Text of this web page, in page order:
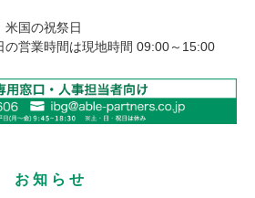
米国の祝祭日
営業時間は現地時間 09:00～15:00
お知らせ